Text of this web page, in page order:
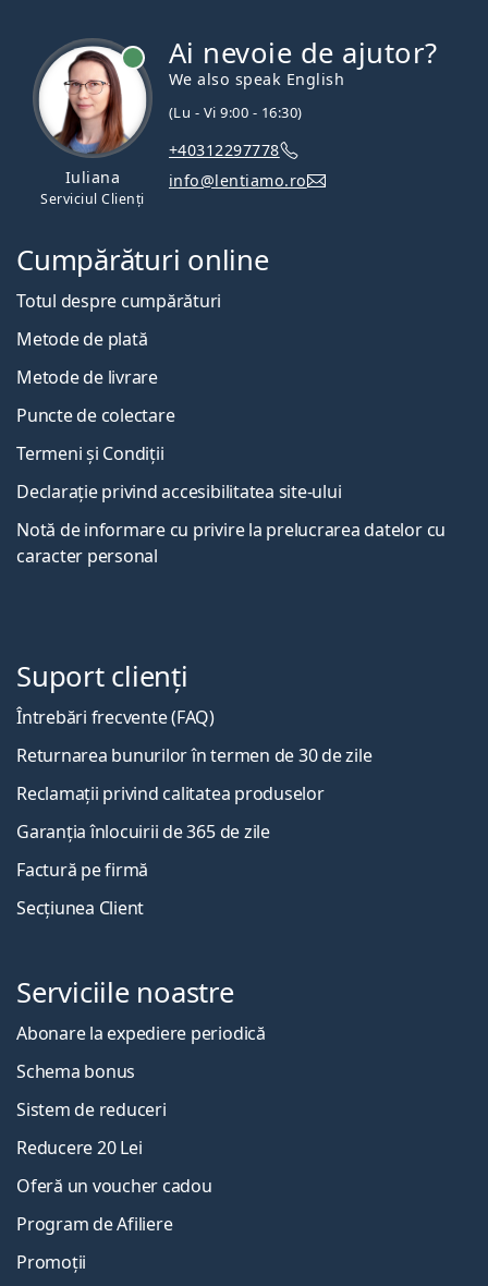
Iuliana
Serviciul Clienți
Ai nevoie de ajutor?
We also speak English
(Lu - Vi 9:00 - 16:30)
+40312297778
info@lentiamo.ro
Cumpărături online
Totul despre cumpărături
Metode de plată
Metode de livrare
Puncte de colectare
Termeni și Condiții
Declarație privind accesibilitatea site-ului
Notă de informare cu privire la prelucrarea datelor cu
caracter personal
Suport clienți
Întrebări frecvente (FAQ)
Returnarea bunurilor în termen de 30 de zile
Reclamații privind calitatea produselor
Garanția înlocuirii de 365 de zile
Factură pe firmă
Secțiunea Client
Serviciile noastre
Abonare la expediere periodică
Schema bonus
Sistem de reduceri
Reducere 20 Lei
Oferă un voucher cadou
Program de Afiliere
Promoții